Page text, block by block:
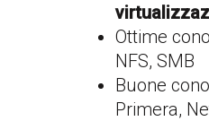
Ottime
NFS, SMB
Buone
Primera,